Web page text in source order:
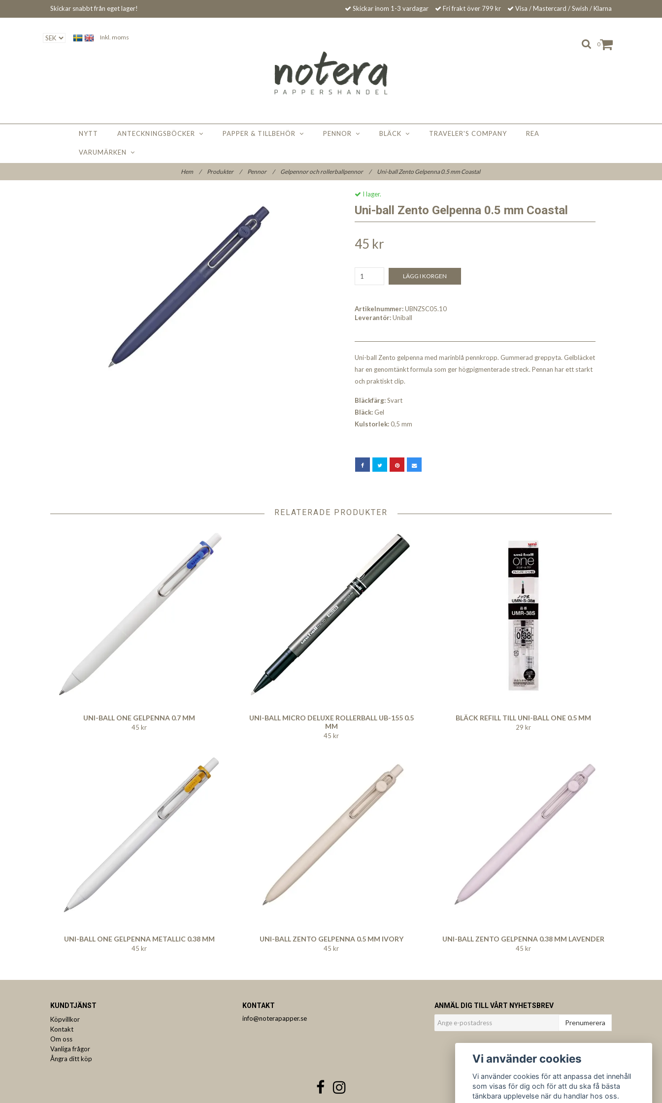
Skickar snabbt från eget lager! Skickar inom 1-3 vardagar Fri frakt över 799 kr Visa / Mastercard / Swish / Klarna
0
Inkl. moms
NYTT ANTECKNINGSBÖCKER PAPPER & TILLBEHÖR PENNOR BLÄCK TRAVELER'S COMPANY REA
VARUMÄRKEN
Hem / Produkter / Pennor / Gelpennor och rollerballpennor / Uni-ball Zento Gelpenna 0.5 mm Coastal
I lager.
Uni-ball Zento Gelpenna 0.5 mm Coastal
45 kr
LÄGG I KORGEN
Artikelnummer:UBNZSC05.10
Leverantör:Uniball
Uni-ball Zento gelpenna med marinblå pennkropp. Gummerad greppyta. Gelbläcket
har en genomtänkt formula som ger högpigmenterade streck. Pennan har ett starkt
och praktiskt clip.
Bläckfärg:Svart
Bläck: Gel
Kulstorlek:0,5 mm
RELATERADE PRODUKTER
UNI-BALL ONE GELPENNA 0.7 MM
45 kr
UNI-BALL MICRO DELUXE ROLLERBALL UB-155 0.5
MM
45 kr
BLÄCK REFILL TILL UNI-BALL ONE 0.5 MM
29 kr
UNI-BALL ONE GELPENNA METALLIC 0.38 MM
45 kr
UNI-BALL ZENTO GELPENNA 0.5 MM IVORY
45 kr
UNI-BALL ZENTO GELPENNA 0.38 MM LAVENDER
45 kr
KUNDTJÄNST
Köpvillkor
Kontakt
Om oss
Vanliga frågor
Ångra ditt köp
KONTAKT
info@noterapapper.se
ANMÄL DIG TILL VÅRT NYHETSBREV
Prenumerera
Vi använder cookies
Vi använder cookies för att anpassa det innehåll
som visas för dig och för att du ska få bästa
tänkbara upplevelse när du handlar hos oss.